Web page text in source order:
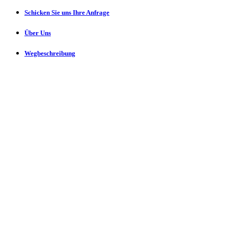
Schicken Sie uns Ihre Anfrage
Über Uns
Wegbeschreibung